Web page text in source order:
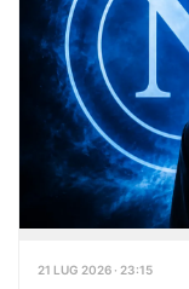
21 LUG 2026 · 23:15